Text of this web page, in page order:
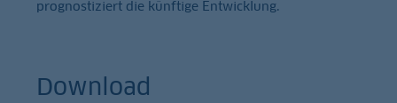
prognostiziert die künftige Entwicklung.
Download